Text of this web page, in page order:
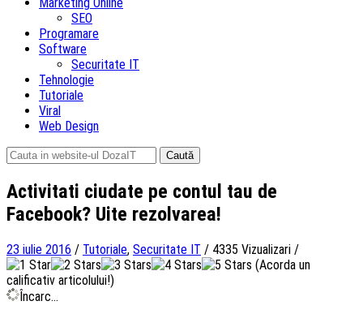
SEO
Programare
Software
Securitate IT
Tehnologie
Tutoriale
Viral
Web Design
Caută
după:
Activitati ciudate pe contul tau de
Facebook? Uite rezolvarea!
23 iulie 2016 / Tutoriale, Securitate IT / 4335 Vizualizari /
(Acorda un
calificativ articolului!)
Încarc...